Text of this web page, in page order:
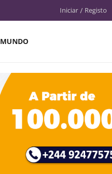
Iniciar / Registo
MUNDO